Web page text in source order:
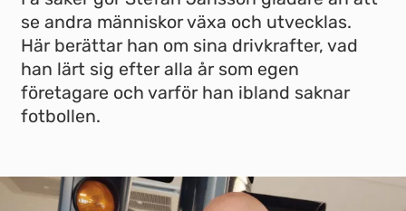
se andra människor växa och utvecklas.
Här berättar han om sina drivkrafter, vad
han lärt sig efter alla år som egen
företagare och varför han ibland saknar
fotbollen.